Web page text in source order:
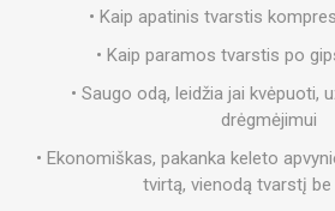
• Kaip apatinis tvarstis
• Kaip paramos tvarstis po
• Saugo odą, leidžia jai kvėpuoti,
drėgmėjimui
• Ekonomiškas, pakanka keleto
tvirtą, vienodą tvarstį be